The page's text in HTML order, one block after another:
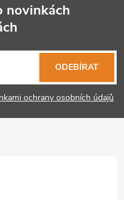
novinkách
ochrany osobních údajů
ODEBÍRAT